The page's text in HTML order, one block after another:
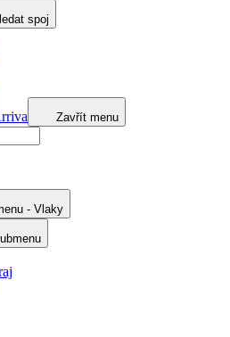
spoj
Zavřít menu
- Vlaky